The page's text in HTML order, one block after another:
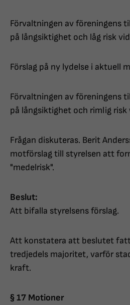
Förvaltningen av föreningens
på långsiktighet och låg risk
Förslag på ny lydelse i aktuell
Förvaltningen av föreningens
på långsiktighet och rimlig risk
Frågan diskuteras. Berit
motförslag till styrelsen att
"medelrisk".
Beslut:
Att bifalla styrelsens förslag.
Att konstatera att beslutet
tredjedels majoritet, varför
kraft.
§ 17 Motioner